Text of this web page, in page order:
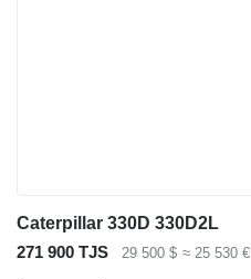
Caterpillar 330D 330D2L
271 900 TJS
29 500 $ ≈ 25 530 €